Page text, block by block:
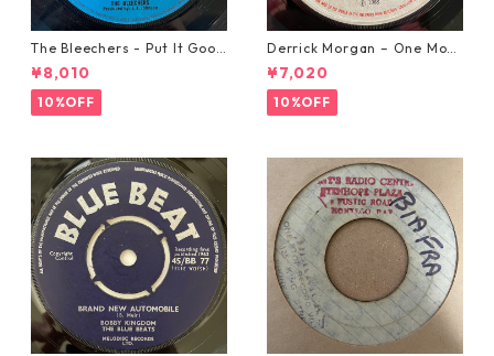
The Bleechers - Put It Good
【7-21637】
¥8,010
10%OFF
Derrick Morgan – One Morn
ing In May【7-21653】
¥7,020
10%OFF